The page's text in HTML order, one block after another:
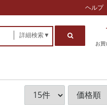
ヘルプ
詳細検索▼
お買